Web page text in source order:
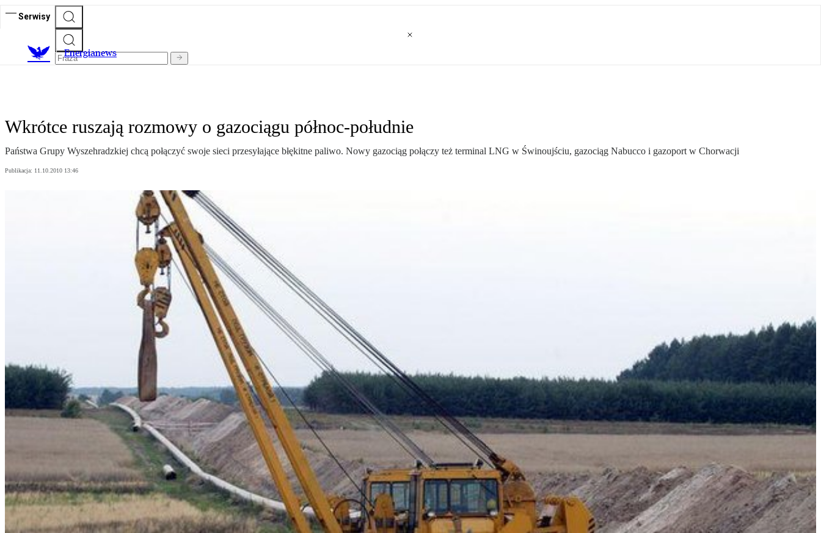
Serwisy
Energianews
Wkrótce ruszają rozmowy o gazociągu północ-południe
Państwa Grupy Wyszehradzkiej chcą połączyć swoje sieci przesyłające błękitne paliwo. Nowy gazociąg połączy też terminal LNG w Świnoujściu, gazociąg Nabucco i gazoport w Chorwacji
Publikacja: 11.10.2010 13:46